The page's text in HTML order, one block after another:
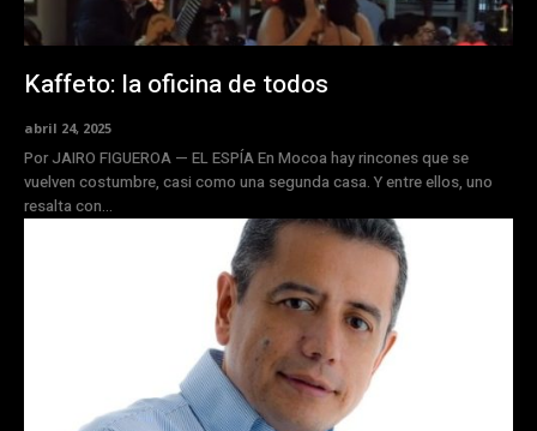
Kaffeto: la oficina de todos
abril 24, 2025
Por JAIRO FIGUEROA — EL ESPÍA En Mocoa hay rincones que se
vuelven costumbre, casi como una segunda casa. Y entre ellos, uno
resalta con...